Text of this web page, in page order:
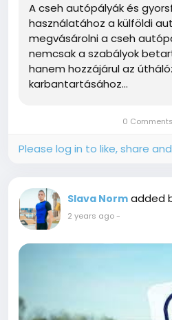
A cseh autópályák és
használatához a külföldi
megvásárolni a cseh
nemcsak a szabályok
hanem hozzájárul az
karbantartásához...
0 Comments
Please log in to like, share
Slava Norm added
2 years ago-